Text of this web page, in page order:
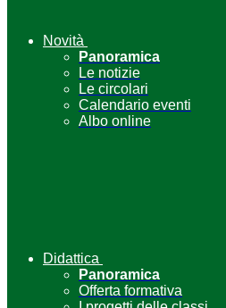
Novità
Panoramica
Le notizie
Le circolari
Calendario eventi
Albo online
Didattica
Panoramica
Offerta formativa